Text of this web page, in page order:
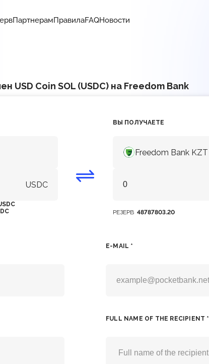
ПартнерамПравилаFAQНовости
USD Coin SOL (USDC) на Freedom Bank
USDC
ВЫ ПОЛУЧАЕТЕ
Freedom Bank KZT
РЕЗЕРВ 48787803.20
E-MAIL *
FULL NAME OF THE RECIPIENT *